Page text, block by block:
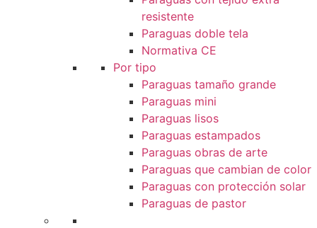
resistente
Paraguas doble tela
Normativa CE
Por tipo
Paraguas tamaño grande
Paraguas mini
Paraguas lisos
Paraguas estampados
Paraguas obras de arte
Paraguas que cambian de color
Paraguas con protección solar
Paraguas de pastor